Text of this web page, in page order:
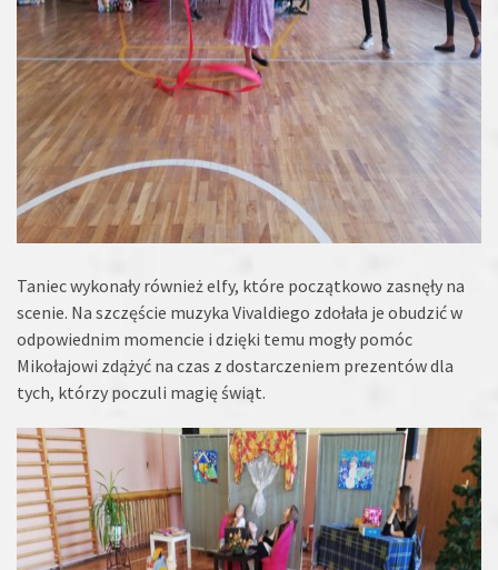
Taniec wykonały również elfy, które początkowo zasnęły na
scenie. Na szczęście muzyka Vivaldiego zdołała je obudzić w
odpowiednim momencie i dzięki temu mogły pomóc
Mikołajowi zdążyć na czas z dostarczeniem prezentów dla
tych, którzy poczuli magię świąt.